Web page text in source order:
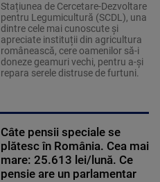
Stațiunea de Cercetare-Dezvoltare
pentru Legumicultură (SCDL), una
dintre cele mai cunoscute și
apreciate instituții din agricultura
românească, cere oamenilor să-i
doneze geamuri vechi, pentru a-și
repara serele distruse de furtuni.
Câte pensii speciale se
plătesc în România. Cea mai
mare: 25.613 lei/lună. Ce
pensie are un parlamentar